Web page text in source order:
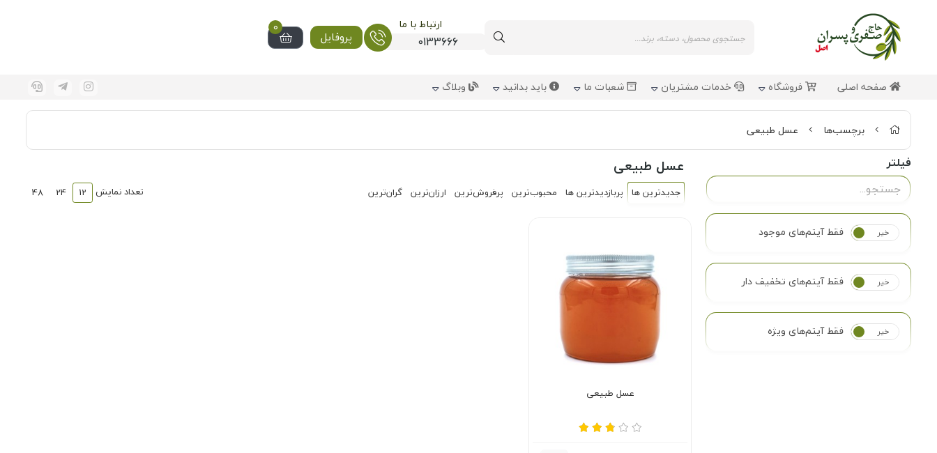
ارتباط با ما
0133666 پروفایل
0
صفحه اصلی فروشگاه خدمات مشتریان شعبات ما باید بدانید وبلاگ
برچسب‌ها عسل طبیعی
فیلتر
بله خیر فقط آیتم‌های موجود
بله خیر فقط آیتم‌های تخفیف دار
بله خیر فقط آیتم‌های ویژه
عسل طبیعی
جدیدترین ها پربازدیدترین ها محبوب‌‌ترین پرفروش‌ترین ارزان‌ترین گران‌ترین تعداد نمایش 12
24
48
عسل طبیعی